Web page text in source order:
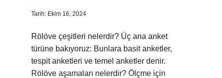
Tarih: Ekim 16, 2024
Rölöve çeşitleri nelerdir? Üç ana anket
türüne bakıyoruz: Bunlara basit anketler,
tespit anketleri ve temel anketler denir.
Rölöve aşamaları nelerdir? Ölçme için